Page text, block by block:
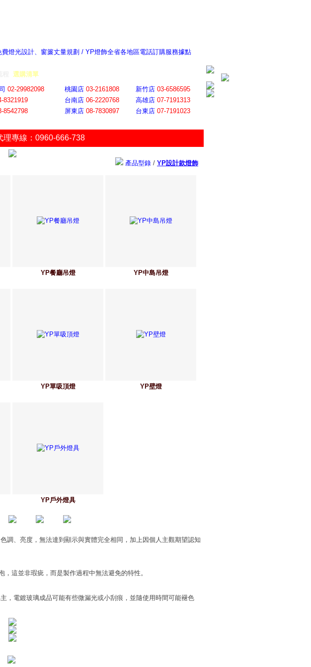
燈光設計、窗簾丈量規劃 / YP燈飾全省各地區電話訂購服務據點
選購清單
02-29982098 桃園店 03-2161808 新竹店 03-6586595
8321919 台南店 06-2220768 高雄店 07-7191313
8542798 屏東店 08-7830897 台東店 07-7191023
理專線：0960-666-738
產品型錄 / YP設計款燈飾
YP餐廳吊燈 YP中島吊燈
YP單吸頂燈 YP壁燈
YP戶外燈具
調、亮度，無法達到顯示與實體完全相同，加上因個人主觀期望認知
這並非瑕疵，而是製作過程中無法避免的特性。
，電鍍玻璃成品可能有些微漏光或小刮痕，並隨使用時間可能褪色